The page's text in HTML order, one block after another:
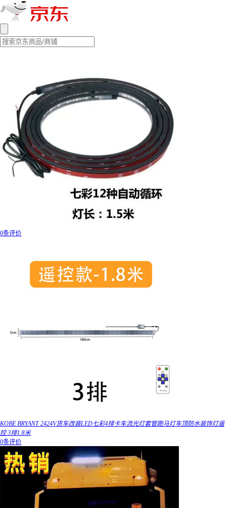
0条评价
KOBE BRYANT 2424V货车改装LED七彩4排卡车流光灯套管跑马灯车顶防水装饰灯遥
控 3排1.8米
0条评价